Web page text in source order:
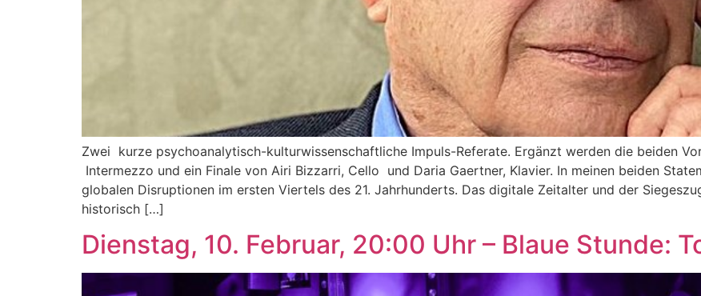
Zwei kurze psychoanalytisch-kulturwissenschaftliche Impuls-Referate. Ergänzt werden die beiden
Intermezzo und ein Finale von Airi Bizzarri, Cello und Daria Gaertner, Klavier. In meinen beiden
globalen Disruptionen im ersten Viertels des 21. Jahrhunderts. Das digitale Zeitalter und der
historisch […]
Dienstag, 10. Februar, 20:00 Uhr – Blaue Stunde: